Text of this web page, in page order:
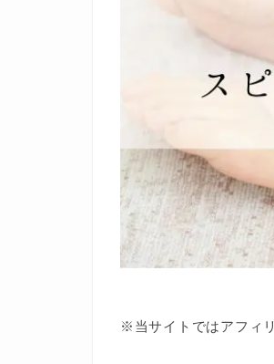
※当サイトではアフィ